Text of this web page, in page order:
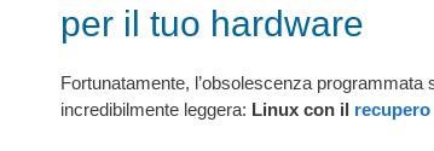
per il tuo hardware
Fortunatamente, l’obsolescenza
incredibilmente leggera: Linux con il